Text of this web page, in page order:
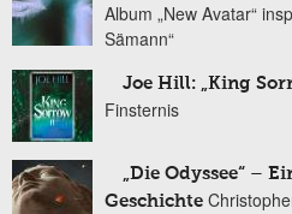
Album „New Avatar“
Sämann“
Joe Hill: „King
Finsternis
„Die Odyssee“ –
Geschichte